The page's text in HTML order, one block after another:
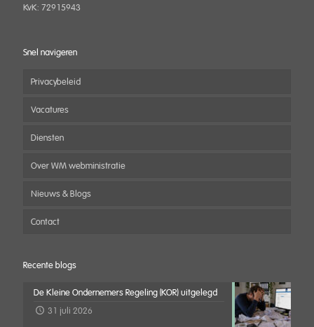
KvK: 72915943
Snel navigeren
Privacybeleid
Vacatures
Diensten
Over WM webministratie
Nieuws & Blogs
Contact
Recente blogs
De Kleine Ondernemers Regeling (KOR) uitgelegd
31 juli 2026